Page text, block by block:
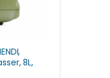
8L,